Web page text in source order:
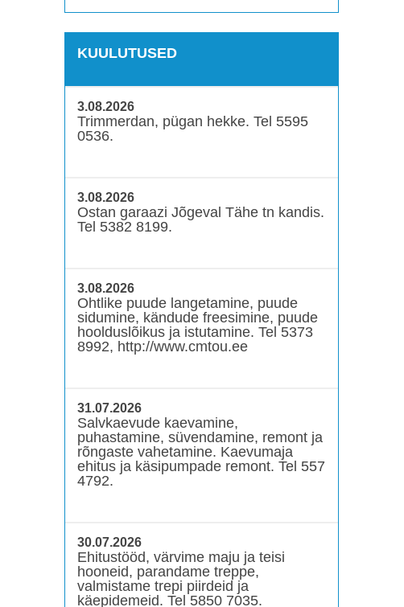
KUULUTUSED
3.08.2026
Trimmerdan, pügan hekke. Tel 5595
0536.
3.08.2026
Ostan garaazi Jõgeval Tähe tn kandis.
Tel 5382 8199.
3.08.2026
Ohtlike puude langetamine, puude
sidumine, kändude freesimine, puude
hoolduslõikus ja istutamine. Tel 5373
8992, http://www.cmtou.ee
31.07.2026
Salvkaevude kaevamine,
puhastamine, süvendamine, remont ja
rõngaste vahetamine. Kaevumaja
ehitus ja käsipumpade remont. Tel 557
4792.
30.07.2026
Ehitustööd, värvime maju ja teisi
hooneid, parandame treppe,
valmistame trepi piirdeid ja
käepidemeid. Tel 5850 7035.